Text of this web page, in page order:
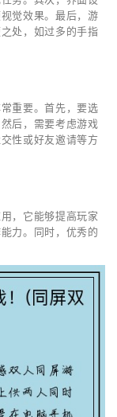
觉效果。最后，游
处，如过多的手指
重要。首先，要选
后，需要考虑游戏
性或好友邀请等方
，它能够提高玩家
力。同时，优秀的